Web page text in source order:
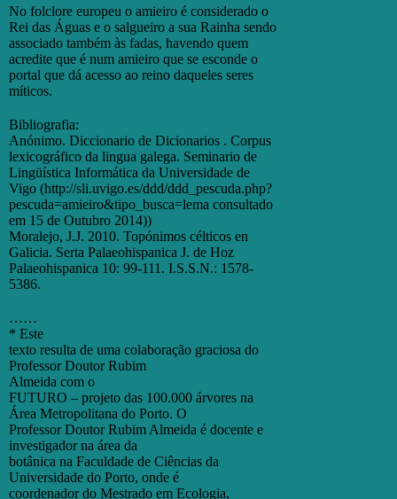
No folclore europeu o amieiro é considerado o
Rei das Águas e o salgueiro a sua Rainha sendo
associado também às fadas, havendo quem
acredite que é num amieiro que se esconde o
portal que dá acesso ao reino daqueles seres
míticos.
Bibliografia:
Anónimo. Diccionario de Dicionarios . Corpus
lexicográfico da lingua galega. Seminario de
Lingüística Informática da Universidade de
Vigo (http://sli.uvigo.es/ddd/ddd_pescuda.php?
pescuda=amieiro&tipo_busca=lema consultado
em 15 de Outubro 2014))
Moralejo, J.J. 2010. Topónimos célticos en
Galicia. Serta Palaeohispanica J. de Hoz
Palaeohispanica 10: 99-111. I.S.S.N.: 1578-
5386.
……
* Este
texto resulta de uma colaboração graciosa do
Professor Doutor Rubim
Almeida com o
FUTURO – projeto das 100.000 árvores na
Área Metropolitana do Porto. O
Professor Doutor Rubim Almeida é docente e
investigador na área da
botânica na Faculdade de Ciências da
Universidade do Porto, onde é
coordenador do Mestrado em Ecologia,